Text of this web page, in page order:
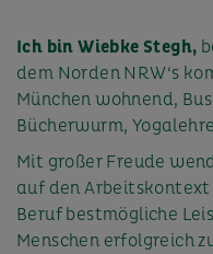
Ich bin Wiebke Stegh,
dem Norden NRW‘s
München wohnend,
Bücherwurm,
Mit großer Freude
auf den Arbeitskontext
Beruf bestmögliche
Menschen erfolgreich